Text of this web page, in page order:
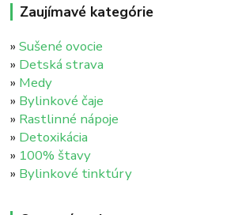
Zaujímavé kategórie
»Sušené ovocie
» Detská strava
» Medy
» Bylinkové čaje
» Rastlinné nápoje
» Detoxikácia
» 100% štavy
» Bylinkové tinktúry